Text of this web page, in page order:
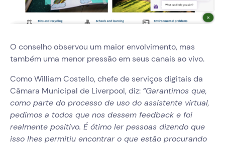
O conselho observou um maior envolvimento, mas
também uma menor pressão em seus canais ao vivo.
Como William Costello, chefe de serviços digitais da
Câmara Municipal de Liverpool, diz: “Garantimos que,
como parte do processo de uso do assistente virtual,
pedimos a todos que nos dessem feedback e foi
realmente positivo. É ótimo ler pessoas dizendo que
isso lhes permitiu encontrar o que estão procurando